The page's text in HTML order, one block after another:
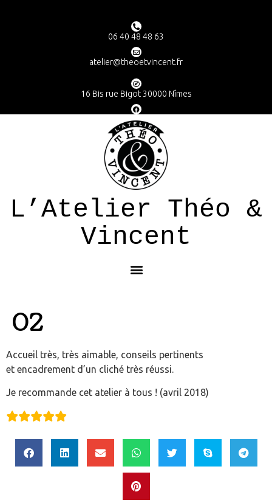
06 40 48 48 63
atelier@theoetvincent.fr
16 Bis rue Bigot 30000 Nîmes
L’Atelier Théo &
Vincent
02
Accueil très, très aimable, conseils pertinents
et encadrement d’un cliché très réussi.
Je recommande cet atelier à tous ! (avril 2018)